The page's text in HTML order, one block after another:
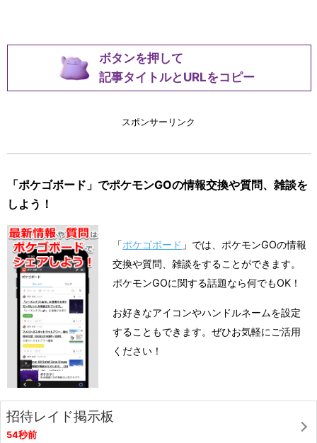
ボタンを押して
記事タイトルとURLをコピー
スポンサーリンク
「ポケゴボード」でポケモンGOの情報交換や質問、雑談を
しよう！
「ポケゴボード 」では、ポケモンGOの情報
交換や質問、雑談をすることができます。
ポケモンGOに関する話題なら何でもOK！
お好きなアイコンやハンドルネームを設定
することもできます。ぜひお気軽にご活用
ください！
招待レイド掲示板
54秒前